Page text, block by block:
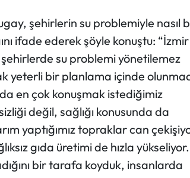
şehirlerin su problemiyle nasıl
ifade ederek şöyle konuştu:
su problemi yönetilemez
yeterli bir planlama içinde
en çok konuşmak istediğimiz
değil, sağlığı konusunda da
yaptığımız topraklar can
gıda üretimi de hızla yükseliyor.
bir tarafa koyduk, insanlarda